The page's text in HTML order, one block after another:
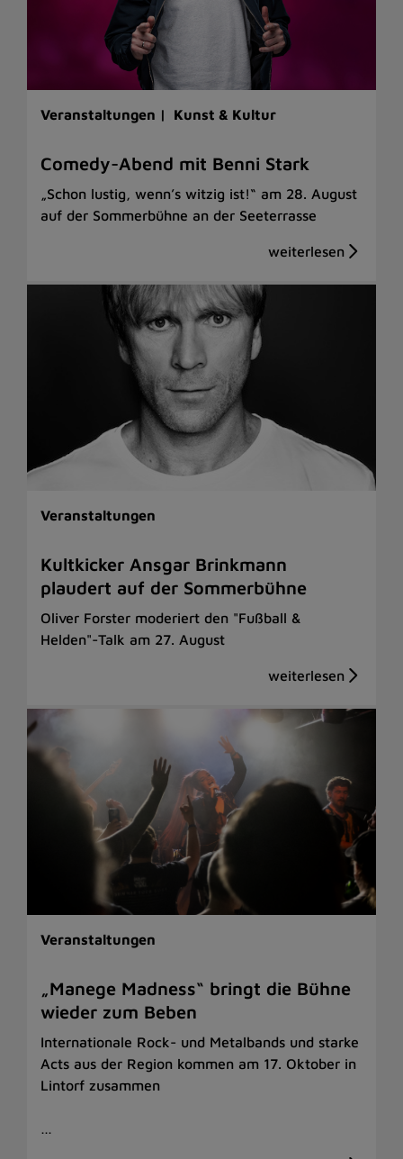
Veranstaltungen | Kunst & Kultur
Comedy-Abend mit Benni Stark
„Schon lustig, wenn’s witzig ist!“ am 28. August
auf der Sommerbühne an der Seeterrasse
Veranstaltungen
Kultkicker Ansgar Brinkmann
plaudert auf der Sommerbühne
Oliver Forster moderiert den "Fußball &
Helden"-Talk am 27. August
Veranstaltungen
„Manege Madness“ bringt die Bühne
wieder zum Beben
Internationale Rock- und Metalbands und starke
Acts aus der Region kommen am 17. Oktober in
Lintorf zusammen
…